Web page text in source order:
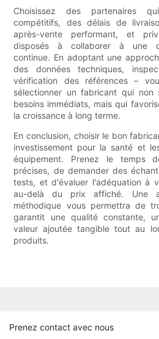
Choisissez des partenaires
compétitifs, des délais de
après-vente performant, et
disposés à collaborer à une
continue. En adoptant une
des données techniques,
vérification des références –
sélectionner un fabricant qui non
besoins immédiats, mais qui
la croissance à long terme.
En conclusion, choisir le bon
investissement pour la santé et
équipement. Prenez le temps
précises, de demander des
tests, et d'évaluer l'adéquation à
au-delà du prix affiché. Une
méthodique vous permettra de
garantit une qualité constante,
valeur ajoutée tangible tout au
produits.
Prenez contact avec nous